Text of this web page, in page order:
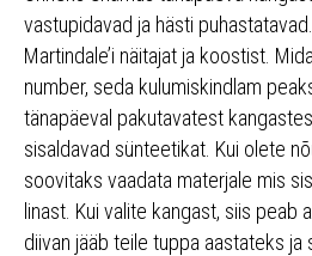
vastupidavad ja hästi
Martindale’i näitajat ja koostist.
number, seda kulumiskindlam
tänapäeval pakutavatest
sisaldavad sünteetikat. Kui olete
soovitaks vaadata materjale mis
linast. Kui valite kangast, siis peab
diivan jääb teile tuppa aastateks